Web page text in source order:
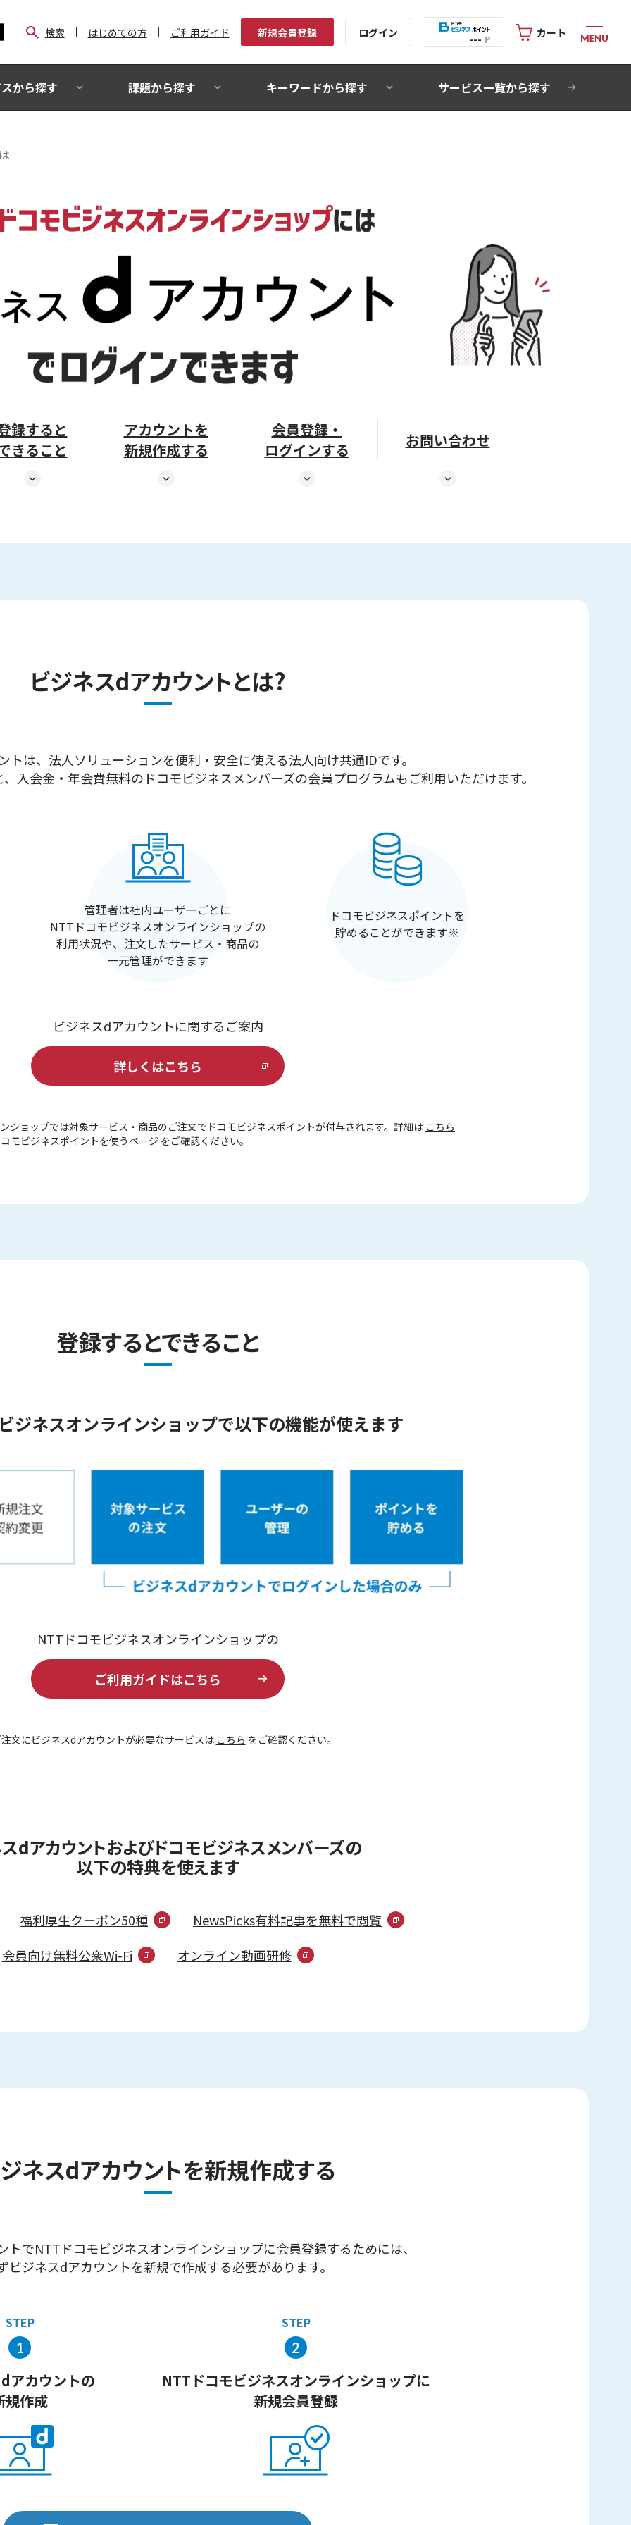
検索 はじめての方 ご利用ガイド 新規会員登録 ログイン --- P カート
から探す 課題から探す キーワードから探す サービス一覧から探す
録すると
きること
アカウントを
新規作成する
会員登録・
ログインする
お問い合わせ
ビジネスdアカウントとは?
トは、法人ソリューションを便利・安全に使える法人向け共通IDです。
入会金・年会費無料のドコモビジネスメンバーズの会員プログラムもご利用いただけます。
管理者は社内ユーザーごとに
NTTドコモビジネスオンラインショップの
利用状況や、注文したサービス・商品の
一元管理ができます
ドコモビジネスポイントを
貯めることができます※
ビジネスdアカウントに関するご案内
詳しくはこちら
ショップでは対象サービス・商品のご注文でドコモビジネスポイントが付与されます。詳細は こちら
コモビジネスポイントを使うページ をご確認ください。
登録するとできること
ジネスオンラインショップで以下の機能が使えます
NTTドコモビジネスオンラインショップの
ご利用ガイドはこちら
文にビジネスdアカウントが必要なサービスは こちら をご確認ください。
dアカウントおよびドコモビジネスメンバーズの
以下の特典を使えます
福利厚生クーポン50種
NewsPicks有料記事を無料で閲覧
会員向け無料公衆Wi-Fi
オンライン動画研修
ネスdアカウントを新規作成する
トでNTTドコモビジネスオンラインショップに会員登録するためには、
ビジネスdアカウントを新規で作成する必要があります。
STEP
1
dアカウントの
規作成
STEP
2
NTTドコモビジネスオンラインショップに
新規会員登録